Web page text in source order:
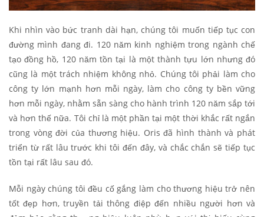
Khi nhìn vào bức tranh dài hạn, chúng tôi muốn tiếp tục con
đường mình đang đi. 120 năm kinh nghiệm trong ngành chế
tạo đồng hồ, 120 năm tồn tại là một thành tựu lớn nhưng đó
cũng là một trách nhiệm không nhỏ. Chúng tôi phải làm cho
công ty lớn mạnh hơn mỗi ngày, làm cho công ty bền vững
hơn mỗi ngày, nhằm sẵn sàng cho hành trình 120 năm sắp tới
và hơn thế nữa. Tôi chỉ là một phần tại một thời khắc rất ngắn
trong vòng đời của thương hiệu. Oris đã hình thành và phát
triển từ rất lâu trước khi tôi đến đây, và chắc chắn sẽ tiếp tục
tồn tại rất lâu sau đó.
Mỗi ngày chúng tôi đều cố gắng làm cho thương hiệu trở nên
tốt đẹp hơn, truyền tải thông điệp đến nhiều người hơn và